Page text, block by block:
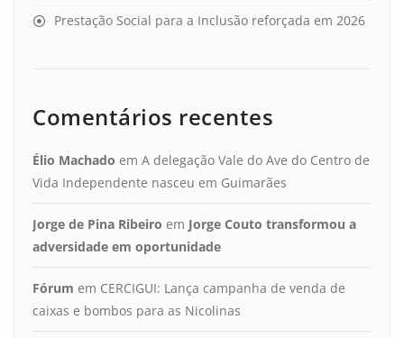
Prestação Social para a Inclusão reforçada em 2026
Comentários recentes
Élio Machado em A delegação Vale do Ave do Centro de
Vida Independente nasceu em Guimarães
Jorge de Pina Ribeiro em Jorge Couto transformou a
adversidade em oportunidade
Fórum em CERCIGUI: Lança campanha de venda de
caixas e bombos para as Nicolinas